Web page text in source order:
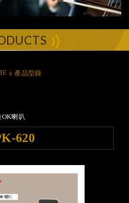
產品型錄
OK喇叭
620